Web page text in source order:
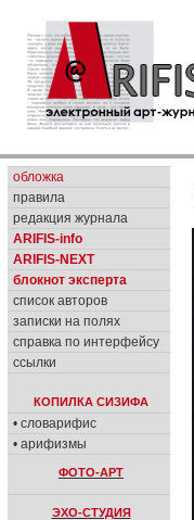
обложка
правила
редакция журнала
ARIFIS-info
ARIFIS-NEXT
блокнот эксперта
список авторов
записки на полях
справка по интерфейсу
ссылки
КОПИЛКА СИЗИФА
• словарифис
• арифизмы
ФОТО-АРТ
ЭХО-СТУДИЯ